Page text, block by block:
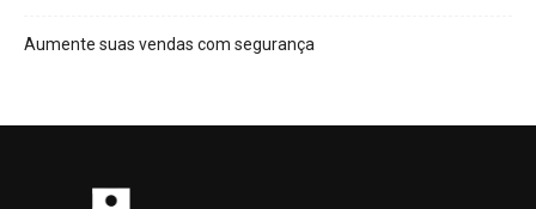
Aumente suas vendas com segurança